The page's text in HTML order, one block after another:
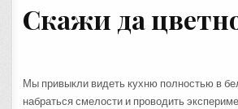
Скажи да
Мы привыкли видеть кухню полностью в
набраться смелости и проводить